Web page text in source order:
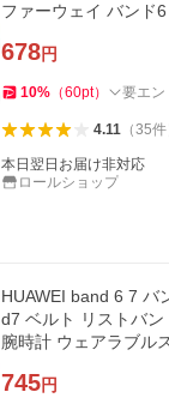
ファーウェイ バンド
678円
10% （60pt） 要エン
4.11（35件
本日翌日お届け非対応
ロールショップ
HUAWEI band 6 7 バンド シリコン
d7 ベルト リストバ
腕時計 ウェアラブル
745円